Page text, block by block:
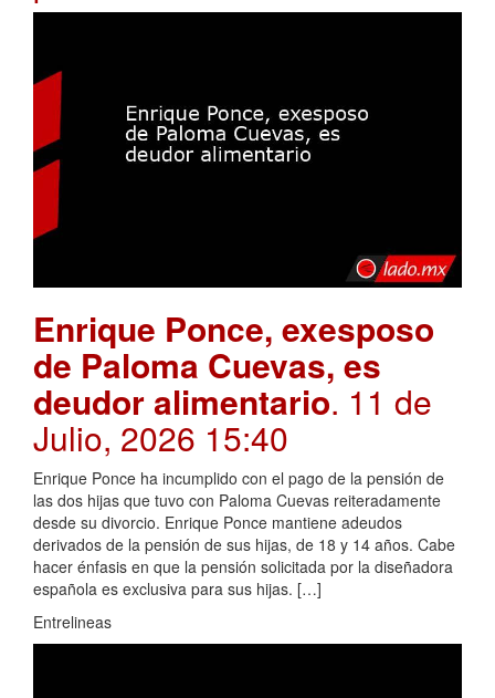
Enrique Ponce, exesposo
de Paloma Cuevas, es
deudor alimentario. 11 de
Julio, 2026 15:40
Enrique Ponce ha incumplido con el pago de la pensión de
las dos hijas que tuvo con Paloma Cuevas reiteradamente
desde su divorcio. Enrique Ponce mantiene adeudos
derivados de la pensión de sus hijas, de 18 y 14 años. Cabe
hacer énfasis en que la pensión solicitada por la diseñadora
española es exclusiva para sus hijas. […]
Entrelineas